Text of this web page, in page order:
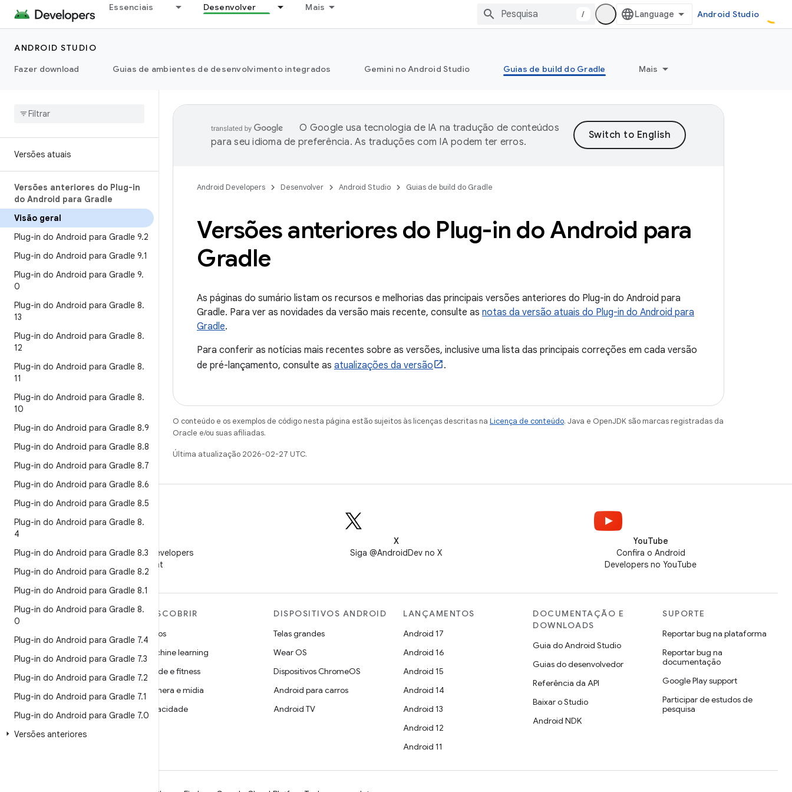
Essenciais Desenvolver Mais
/ Android Studio
ANDROID STUDIO
Fazer download
Guias de ambientes de desenvolvimento integrados Gemini no Android Studio Guias de build do Gradle Mais
Versões atuais
Versões anteriores do Plug-in
do Android para Gradle
Visão geral
Plug-in do Android para Gradle 9.2
Plug-in do Android para Gradle 9.1
Plug-in do Android para Gradle 9.
0
Plug-in do Android para Gradle 8.
13
Plug-in do Android para Gradle 8.
12
Plug-in do Android para Gradle 8.
11
Plug-in do Android para Gradle 8.
10
Plug-in do Android para Gradle 8.9
Plug-in do Android para Gradle 8.8
Plug-in do Android para Gradle 8.7
Plug-in do Android para Gradle 8.6
Plug-in do Android para Gradle 8.5
Plug-in do Android para Gradle 8.
4
Plug-in do Android para Gradle 8.3
Plug-in do Android para Gradle 8.2
Plug-in do Android para Gradle 8.1
Plug-in do Android para Gradle 8.
0
Plug-in do Android para Gradle 7.4
Plug-in do Android para Gradle 7.3
Plug-in do Android para Gradle 7.2
Plug-in do Android para Gradle 7.1
Plug-in do Android para Gradle 7.0
Versões anteriores
O Google usa tecnologia de IA na tradução de conteúdos
para seu idioma de preferência. As traduções com IA podem ter erros.
Android Developers Desenvolver Android Studio Guias de build do Gradle
Versões anteriores do Plug-in do Android para
Gradle
As páginas do sumário listam os recursos e melhorias das principais versões anteriores do Plug-in do Android para
Gradle. Para ver as novidades da versão mais recente, consulte as notas da versão atuais do Plug-in do Android para
Gradle.
Para conferir as notícias mais recentes sobre as versões, inclusive uma lista das principais correções em cada versão
de pré-lançamento, consulte as atualizações da versão .
O conteúdo e os exemplos de código nesta página estão sujeitos às licenças descritas na Licença de conteúdo. Java e OpenJDK são marcas registradas da
Oracle e/ou suas afiliadas.
Última atualização 2026-02-27 UTC.
Siga o Android Developers
no WeChat
X
Siga @AndroidDev no X
YouTube
Confira o Android
Developers no YouTube
MAIS SOBRE O ANDROID
DESCOBRIR
Jogos
Machine learning
Saúde e fitness
Câmera e mídia
Privacidade
DISPOSITIVOS ANDROID
Telas grandes
Wear OS
Dispositivos ChromeOS
Android para carros
Android TV
LANÇAMENTOS
Android 17
Android 16
Android 15
Android 14
Android 13
Android 12
Android 11
DOCUMENTAÇÃO E
DOWNLOADS
Guia do Android Studio
Guias do desenvolvedor
Referência da API
Baixar o Studio
Android NDK
SUPORTE
Reportar bug na plataforma
Reportar bug na
documentação
Google Play support
Participar de estudos de
pesquisa